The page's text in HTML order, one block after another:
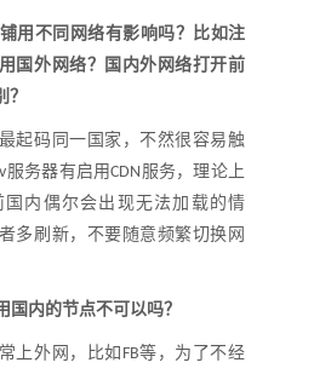
用不同网络有影响吗？ 比如注
国外网络？
国内外网络打开前
？
起码同一国家，不然很容易触
服务器有启用CDN 服务，理论上
内偶尔会出现无法加载的情
多刷新，不要随意频繁切换网
国内的节点不可以吗？
上外网，比如 FB等，为了不经